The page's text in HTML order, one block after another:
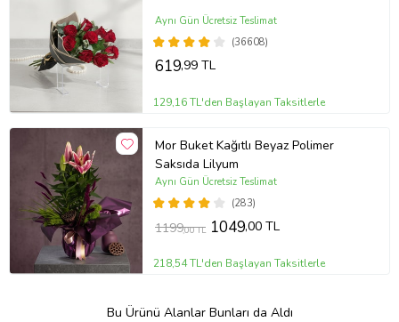
(36608)
Aynı Gün Ücretsiz Teslimat
619,99 TL
129,16 TL'den Başlayan Taksitlerle
Mor Buket Kağıtlı Beyaz Polimer
Saksıda Lilyum
(283)
Aynı Gün Ücretsiz Teslimat
1199,00 TL 1049,00 TL
218,54 TL'den Başlayan Taksitlerle
Bu Ürünü Alanlar Bunları da Aldı